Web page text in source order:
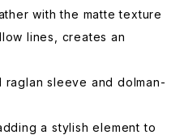
with the matte texture
lines, creates an
raglan sleeve and dolman-
a stylish element to